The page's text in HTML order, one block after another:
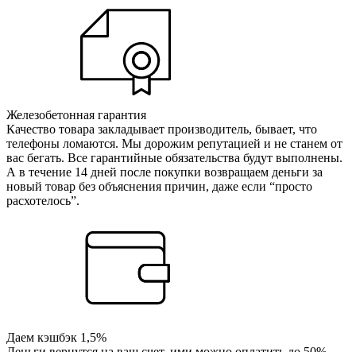
Железобетонная гарантия
Качество товара закладывает производитель, бывает, что
телефоны ломаются. Мы дорожим репутацией и не станем от
вас бегать. Все гарантийные обязательства будут выполнены.
А в течение 14 дней после покупки возвращаем деньги за
новый товар без объяснения причин, даже если “просто
расхотелось”.
Даем кэшбэк 1,5%